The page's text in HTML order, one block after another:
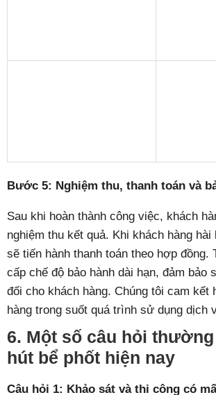
Bước 5: Nghiệm thu, thanh toán và
Sau khi hoàn thành công việc, khách
nghiệm thu kết quả. Khi khách hàng hài
sẽ tiến hành thanh toán theo hợp đồng.
cấp chế độ bảo hành dài hạn, đảm bảo
đối cho khách hàng. Chúng tôi cam kết
hàng trong suốt quá trình sử dụng dịch
6. Một số câu hỏi
hút bể phốt hiện nay
Câu hỏi 1: Khảo sát và thi công có